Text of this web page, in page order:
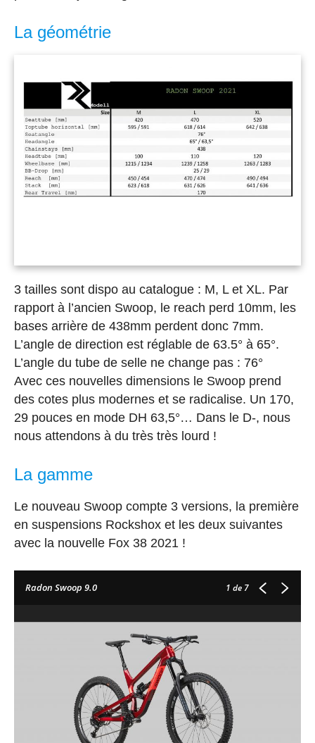
La géométrie
3 tailles sont dispo au catalogue : M, L et XL. Par
rapport à l’ancien Swoop, le reach perd 10mm, les
bases arrière de 438mm perdent donc 7mm.
L’angle de direction est réglable de 63.5° à 65°.
L’angle du tube de selle ne change pas : 76°
Avec ces nouvelles dimensions le Swoop prend
des cotes plus modernes et se radicalise. Un 170,
29 pouces en mode DH 63,5°… Dans le D-, nous
nous attendons à du très très lourd !
La gamme
Le nouveau Swoop compte 3 versions, la première
en suspensions Rockshox et les deux suivantes
avec la nouvelle Fox 38 2021 !
Radon Swoop 9.0 1 de 7